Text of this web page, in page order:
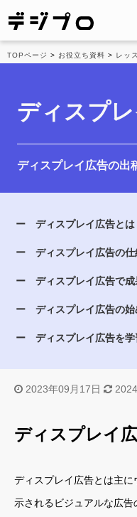
TOPページ > お役立ち資料 > レッ
ディスプ
ディスプレイ広告の出
ディスプレイ広告とは
ディスプレイ広告の仕
ディスプレイ広告で
ディスプレイ広告の始
ディスプレイ広告を
2023年09月17日
ディスプレイ
ディスプレイ広告とは主
示されるビジュアルな広